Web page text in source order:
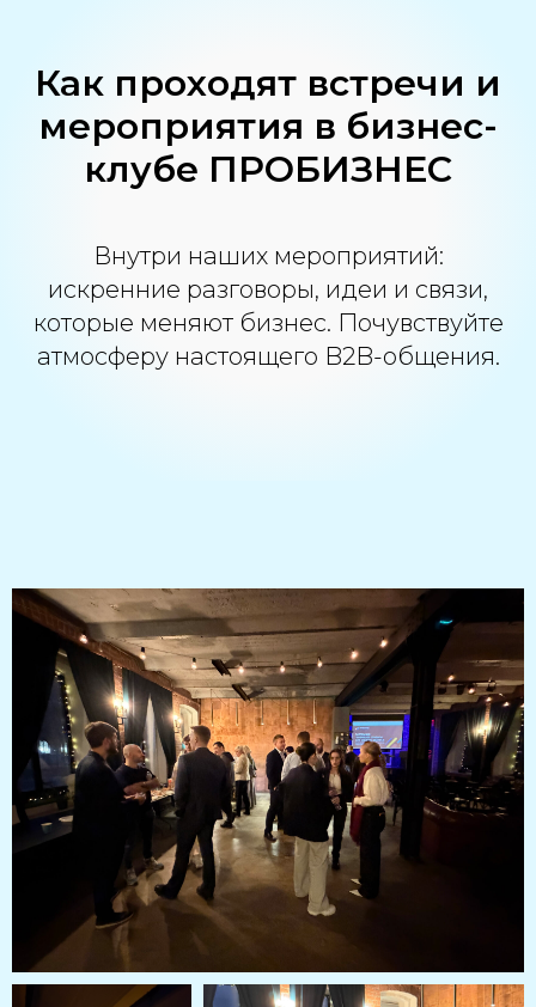
Как проходят встречи и
мероприятия в бизнес-
клубе ПРОБИЗНЕС
Внутри наших мероприятий:
искренние разговоры, идеи и связи,
которые меняют бизнес. Почувствуйте
атмосферу настоящего B2B-общения.